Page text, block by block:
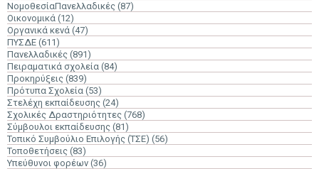
ΝομοθεσίαΠανελλαδικές (87)
Οικονομικά (12)
Οργανικά κενά (47)
ΠΥΣΔΕ (611)
Πανελλαδικές (891)
Πειραματικά σχολεία (84)
Προκηρύξεις (839)
Πρότυπα Σχολεία (53)
Στελέχη εκπαίδευσης (24)
Σχολικές Δραστηριότητες (768)
Σύμβουλοι εκπαίδευσης (81)
Τοπικό Συμβούλιο Επιλογής (ΤΣΕ) (56)
Τοποθετήσεις (83)
Υπεύθυνοι φορέων (36)